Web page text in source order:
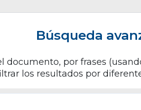
Búsqueda
documento, por frases
los resultados por